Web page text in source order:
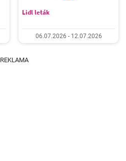
Lidl leták
06.07.2026 - 12.07.2026
REKLAMA